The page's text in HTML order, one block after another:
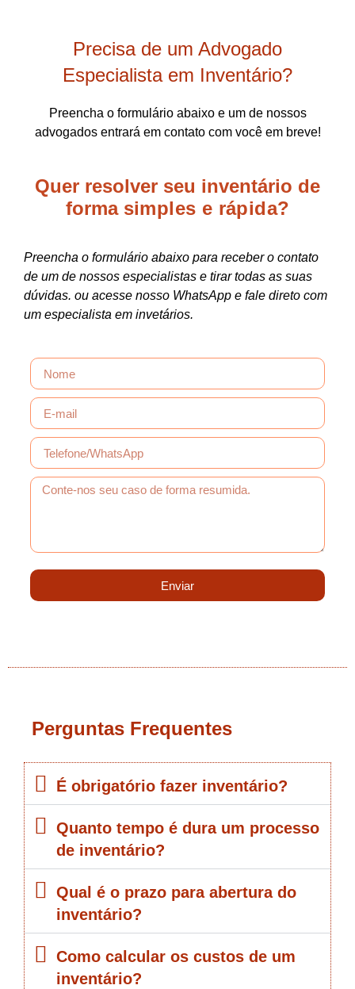
Precisa de um Advogado
Especialista em Inventário?
Preencha o formulário abaixo e um de nossos
advogados entrará em contato com você em breve!
Quer resolver seu inventário de
forma simples e rápida?
Preencha o formulário abaixo para receber o contato
de um de nossos especialistas e tirar todas as suas
dúvidas. ou acesse nosso WhatsApp e fale direto com
um especialista em invetários.
Enviar
Perguntas Frequentes
É obrigatório fazer inventário?
Quanto tempo é dura um processo
de inventário?
Qual é o prazo para abertura do
inventário?
Como calcular os custos de um
inventário?